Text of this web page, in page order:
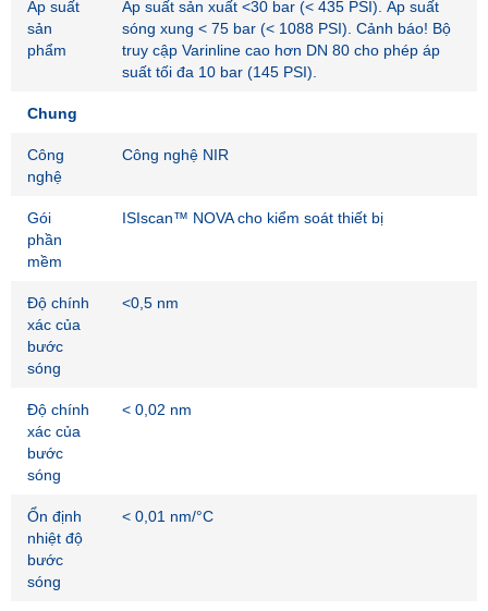
Áp suất
sản
phẩm
Áp suất sản xuất <30 bar (< 435 PSI). Áp suất
sóng xung < 75 bar (< 1088 PSI). Cảnh báo! Bộ
truy cập Varinline cao hơn DN 80 cho phép áp
suất tối đa 10 bar (145 PSI).
Chung
Công
nghệ
Công nghệ NIR
Gói
phần
mềm
ISIscan™ NOVA cho kiểm soát thiết bị
Độ chính
xác của
bước
sóng
<0,5 nm
Độ chính
xác của
bước
sóng
< 0,02 nm
Ổn định
nhiệt độ
bước
sóng
< 0,01 nm/°C